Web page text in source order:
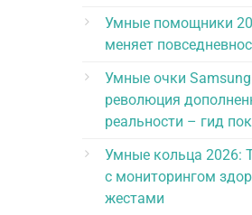
Умные помощники
меняет
Умные очки
революция
реальности – гид
Умные кольца 2026:
с мониторингом
жестами